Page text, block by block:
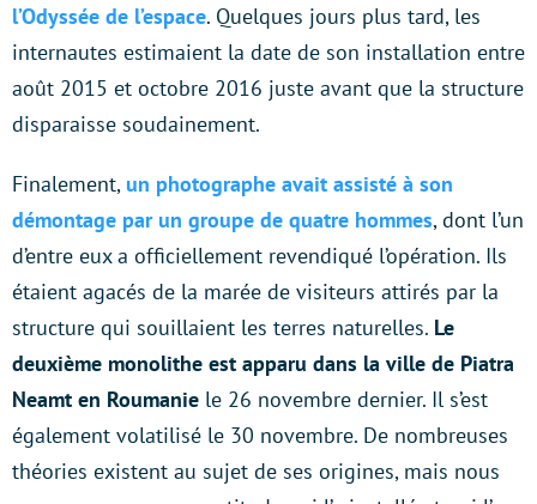
l’Odyssée de l’espace. Quelques jours plus tard, les
internautes estimaient la date de son installation entre
août 2015 et octobre 2016 juste avant que la structure
disparaisse soudainement.
Finalement, un photographe avait assisté à son
démontage par un groupe de quatre hommes, dont l’un
d’entre eux a officiellement revendiqué l’opération. Ils
étaient agacés de la marée de visiteurs attirés par la
structure qui souillaient les terres naturelles. Le
deuxième monolithe est apparu dans la ville de Piatra
Neamt en Roumanie le 26 novembre dernier. Il s’est
également volatilisé le 30 novembre. De nombreuses
théories existent au sujet de ses origines, mais nous